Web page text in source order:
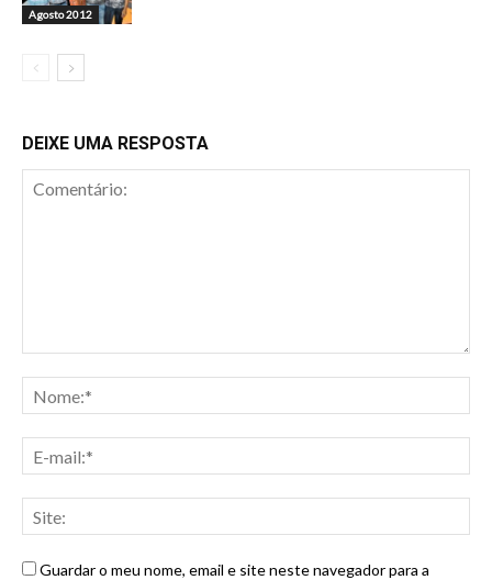
Agosto 2012
DEIXE UMA RESPOSTA
Guardar o meu nome, email e site neste navegador para a